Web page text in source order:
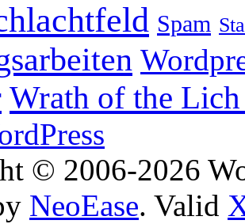
Spam
Wrath of the
© 2006-2026
NeoEase. Valid